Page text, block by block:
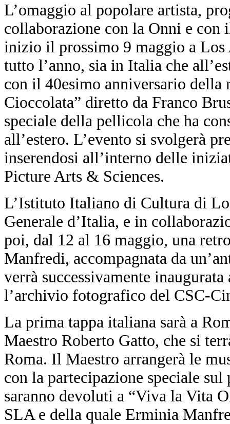
L’omaggio al popolare artista,
collaborazione con la Onni e
inizio il prossimo 9 maggio a Los
tutto l’anno, sia in Italia che
con il 40esimo anniversario della
Cioccolata” diretto da Franco
speciale della pellicola che ha
all’estero. L’evento si svolgerà
inserendosi all’interno delle
Picture Arts & Sciences.
L’Istituto Italiano di Cultura di
Generale d’Italia, e in
poi, dal 12 al 16 maggio, una
Manfredi, accompagnata da
verrà successivamente
l’archivio fotografico del CSC-
La prima tappa italiana sarà a
Maestro Roberto Gatto, che si
Roma. Il Maestro arrangerà le
con la partecipazione speciale
saranno devoluti a “Viva la Vita
SLA e della quale Erminia